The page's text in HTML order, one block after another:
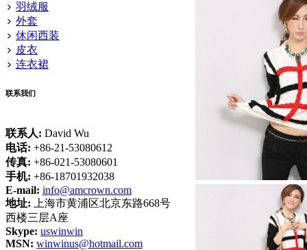
羽绒服
外套
休闲西装
皮衣
连衣裙
联系我们
联系人: David Wu
电话: +86-21-53080612
传真: +86-021-53080601
手机: +86-18701932038
E-mail: info@amcrown.com
地址: 上海市黄浦区北京东路668号
西楼三层A座
Skype: uswinwin
MSN: winwinus@hotmail.com